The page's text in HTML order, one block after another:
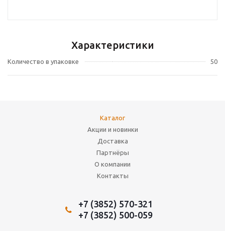
Характеристики
Количество в упаковке 50
Каталог
Акции и новинки
Доставка
Партнёры
О компании
Контакты
+7 (3852) 570-321
+7 (3852) 500-059